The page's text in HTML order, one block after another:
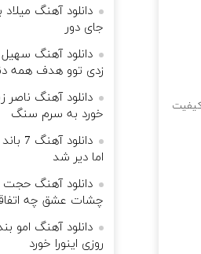
دانلود آهنگ میلاد
جای دور
دانلود آهنگ سهیل
زدی توو هدف همه
دانلود آهنگ ناصر
خورد به سرم سنگ
اما دیر شد
دانلود آهنگ حجت
چشات عشق چه
دانلود آهنگ امو
روزی اینورا خورد